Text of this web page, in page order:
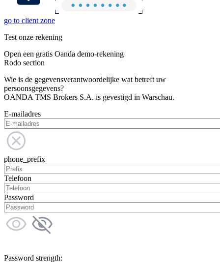
go to client zone
Test onze rekening
Open een gratis Oanda demo-rekening
Rodo section
Wie is de gegevensverantwoordelijke wat betreft uw
persoonsgegevens?
OANDA TMS Brokers S.A. is gevestigd in Warschau.
E-mailadres
phone_prefix
Telefoon
Password
Password strength: